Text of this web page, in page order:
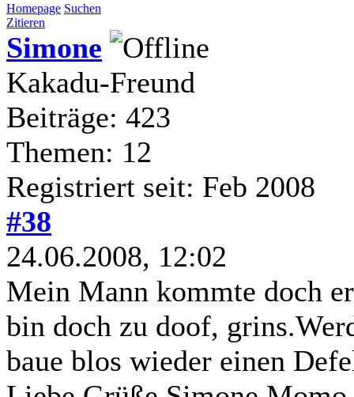
Homepage Suchen
Zitieren
Simone
Kakadu-Freund
Beiträge: 423
Themen: 12
Registriert seit: Feb 2008
#38
24.06.2008, 12:02
Mein Mann kommte doch
bin doch zu doof,
baue blos wieder einen